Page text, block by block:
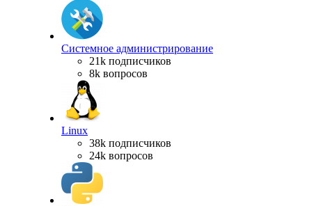
Системное администрирование
21k подписчиков
8k вопросов
Linux
38k подписчиков
24k вопросов